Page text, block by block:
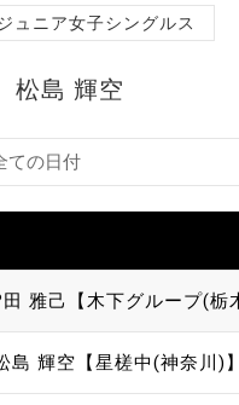
ュニア女子シングルス
松島 輝空
雅己【木下グループ(栃
島 輝空【星槎中(神奈川)】